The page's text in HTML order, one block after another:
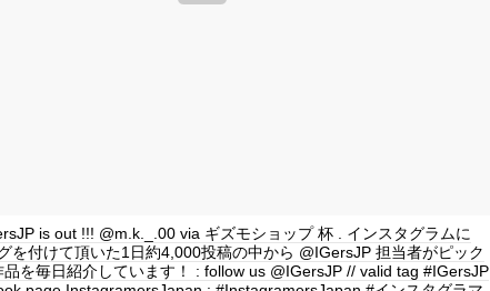
is out !!! @m.k._.00 via ギズモショップ 杯 . インスタグラムに
を付けて頂いた1日約4,000投稿の中から @IGersJP 担当者がピック
品を毎日紹介しています！ : follow us @IGersJP // valid tag #IGersJP